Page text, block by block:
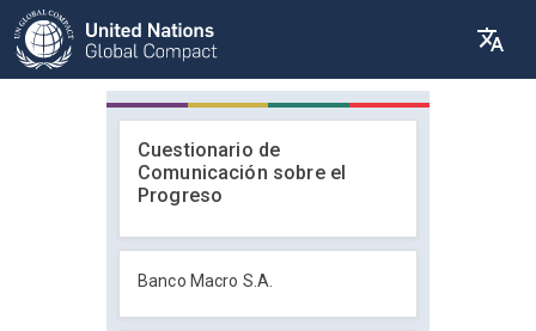
Cuestionario de
Comunicación sobre el
Progreso
Banco Macro S.A.